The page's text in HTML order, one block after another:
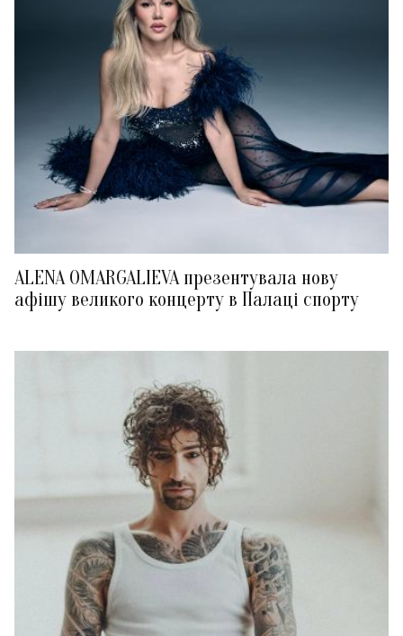
ALENA OMARGALIEVA презентувала нову
афішу великого концерту в Палаці спорту